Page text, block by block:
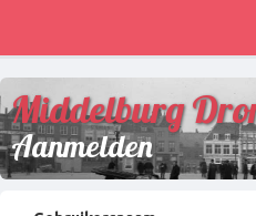
Middelburg
Aanmelden